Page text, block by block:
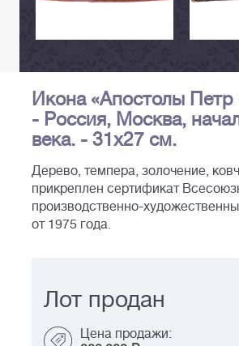
Икона «Апостолы Петр
- Россия, Москва,
века. - 31х27 см.
Дерево, темпера, золочение,
прикреплен сертификат
производственно-
от 1975 года.
Лот продан
Цена продажи: